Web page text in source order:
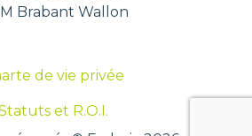
Brabant Wallon
de vie privée
et R.O.I.